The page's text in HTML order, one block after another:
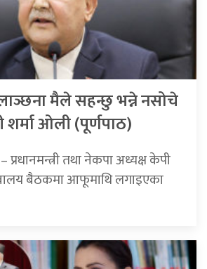
मैले सहन्छु भन्ने नसोचे
शर्मा ओली (पूर्णपाठ)
प्रधानमन्त्री तथा नेकपा अध्यक्ष केपी
बैठकमा आफूमाथि लगाइएका